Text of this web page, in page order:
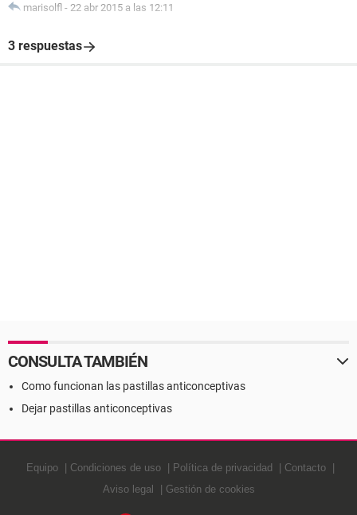
marisolfl - 22 abr 2015 a las 12:11
3 respuestas
CONSULTA TAMBIÉN
Como funcionan las pastillas anticonceptivas
Dejar pastillas anticonceptivas
Equipo Condiciones de uso Política de privacidad
Contacto
Aviso legal
Gestión de cookies